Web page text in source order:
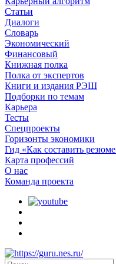
Статьи
Диалоги
Словарь
Экономический
Финансовый
Книжная полка
Полка от экспертов
Книги и издания РЭШ
Подборки по темам
Карьера
Тесты
Спецпроекты
Горизонты экономики
Гид «Как составить
Карта профессий
О наc
Команда проекта